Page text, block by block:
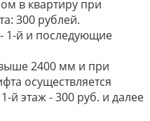
в квартиру при
300 рублей.
1-й и последующие
2400 мм и при
осуществляется
й этаж - 300 руб. и далее